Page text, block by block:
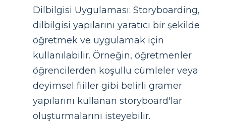
Dilbilgisi Uygulaması: Storyboarding,
dilbilgisi yapılarını yaratıcı bir şekilde
öğretmek ve uygulamak için
kullanılabilir. Örneğin, öğretmenler
öğrencilerden koşullu cümleler veya
deyimsel fiiller gibi belirli gramer
yapılarını kullanan storyboard'lar
oluşturmalarını isteyebilir.